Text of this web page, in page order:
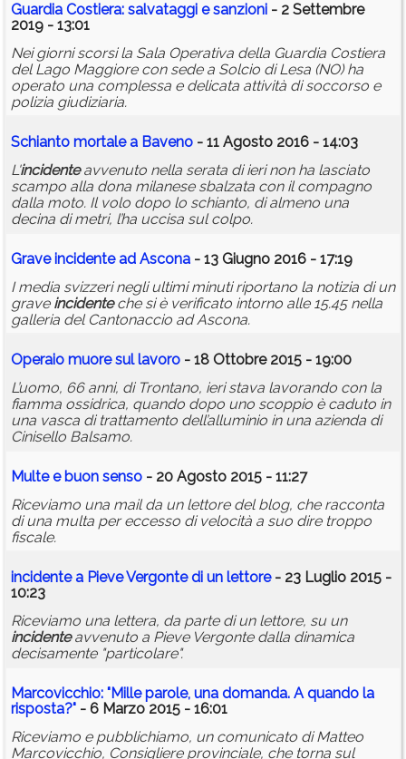
Guardia Costiera: salvataggi e sanzioni - 2 Settembre
2019 - 13:01
Nei giorni scorsi la Sala Operativa della Guardia Costiera
del Lago Maggiore con sede a Solcio di Lesa (NO) ha
operato una complessa e delicata attività di soccorso e
polizia giudiziaria.
Schianto mortale a Baveno - 11 Agosto 2016 - 14:03
L'incidenteavvenuto nella serata di ieri non ha lasciato
scampo alla dona milanese sbalzata con il compagno
dalla moto. Il volo dopo lo schianto, di almeno una
decina di metri, l’ha uccisa sul colpo.
Grave incidentead Ascona - 13 Giugno 2016 - 17:19
I media svizzeri negli ultimi minuti riportano la notizia di un
grave incidenteche si è verificato intorno alle 15.45 nella
galleria del Cantonaccio ad Ascona.
Operaio muore sul lavoro - 18 Ottobre 2015 - 19:00
L’uomo, 66 anni, di Trontano, ieri stava lavorando con la
fiamma ossidrica, quando dopo uno scoppio è caduto in
una vasca di trattamento dell’alluminio in una azienda di
Cinisello Balsamo.
Multe e buon senso - 20 Agosto 2015 - 11:27
Riceviamo una mail da un lettore del blog, che racconta
di una multa per eccesso di velocità a suo dire troppo
fiscale.
incidentea Pieve Vergonte di un lettore- 23 Luglio 2015 -
10:23
Riceviamo una lettera, da parte di un lettore, su un
incidenteavvenuto a Pieve Vergonte dalla dinamica
decisamente "particolare".
Marcovicchio: "Mille parole, una domanda. A quando la
risposta?" - 6 Marzo 2015 - 16:01
Riceviamo e pubblichiamo, un comunicato di Matteo
Marcovicchio, Consigliere provinciale, che torna sul